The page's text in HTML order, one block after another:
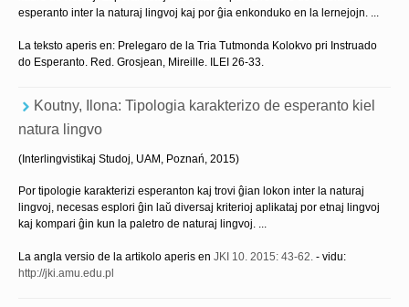
esperanto inter la naturaj lingvoj kaj por ĝia enkonduko en la lernejojn. ...
La teksto aperis en: Prelegaro de la Tria Tutmonda Kolokvo pri Instruado
do Esperanto. Red. Grosjean, Mireille. ILEI 26-33.
Koutny, Ilona: Tipologia karakterizo de esperanto kiel
natura lingvo
(Interlingvistikaj Studoj, UAM, Poznań, 2015)
Por tipologie karakterizi esperanton kaj trovi ĝian lokon inter la naturaj
lingvoj, necesas esplori ĝin laŭ diversaj kriterioj aplikataj por etnaj lingvoj
kaj kompari ĝin kun la paletro de naturaj lingvoj. ...
La angla versio de la artikolo aperis en JKI 10. 2015: 43-62. - vidu:
http://jki.amu.edu.pl